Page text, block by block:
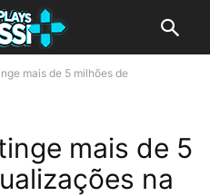
mais de 5 milhões de
mais de 5
na